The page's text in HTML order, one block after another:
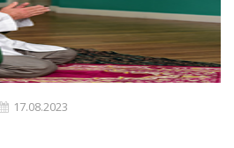
17.08.2023